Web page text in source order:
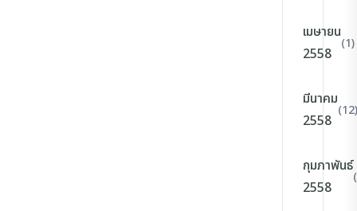
เมษายน
2558
(1)
มีนาคม
2558
(12)
กุมภาพันธ์
2558